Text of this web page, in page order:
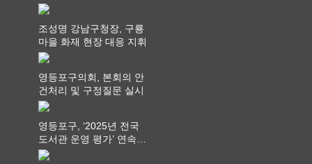
조성명 강남구청장, 구룡
마을 화재 현장 대응 지휘
영등포구의회, 본회의 안
건처리 및 구정질문 실시
영등포구, ‘2025년 전국
도서관 운영 평가’ 연속
최고 영예 장관상에서 ‘대